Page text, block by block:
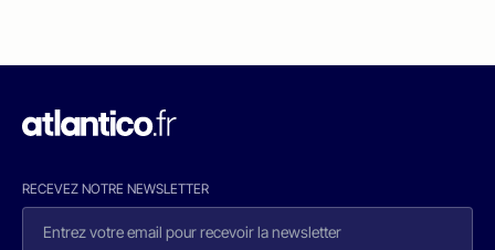
RECEVEZ NOTRE NEWSLETTER